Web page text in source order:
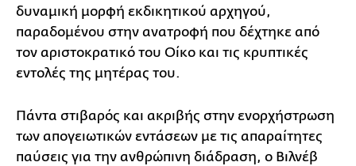
δυναμική μορφή εκδικητικού αρχηγού,
παραδομένου στην ανατροφή που δέχτηκε από
τον αριστοκρατικό του Οίκο και τις κρυπτικές
εντολές της μητέρας του.
Πάντα στιβαρός και ακριβής στην ενορχήστρωση
των απογειωτικών εντάσεων με τις απαραίτητες
παύσεις για την ανθρώπινη διάδραση, ο Βιλνέβ